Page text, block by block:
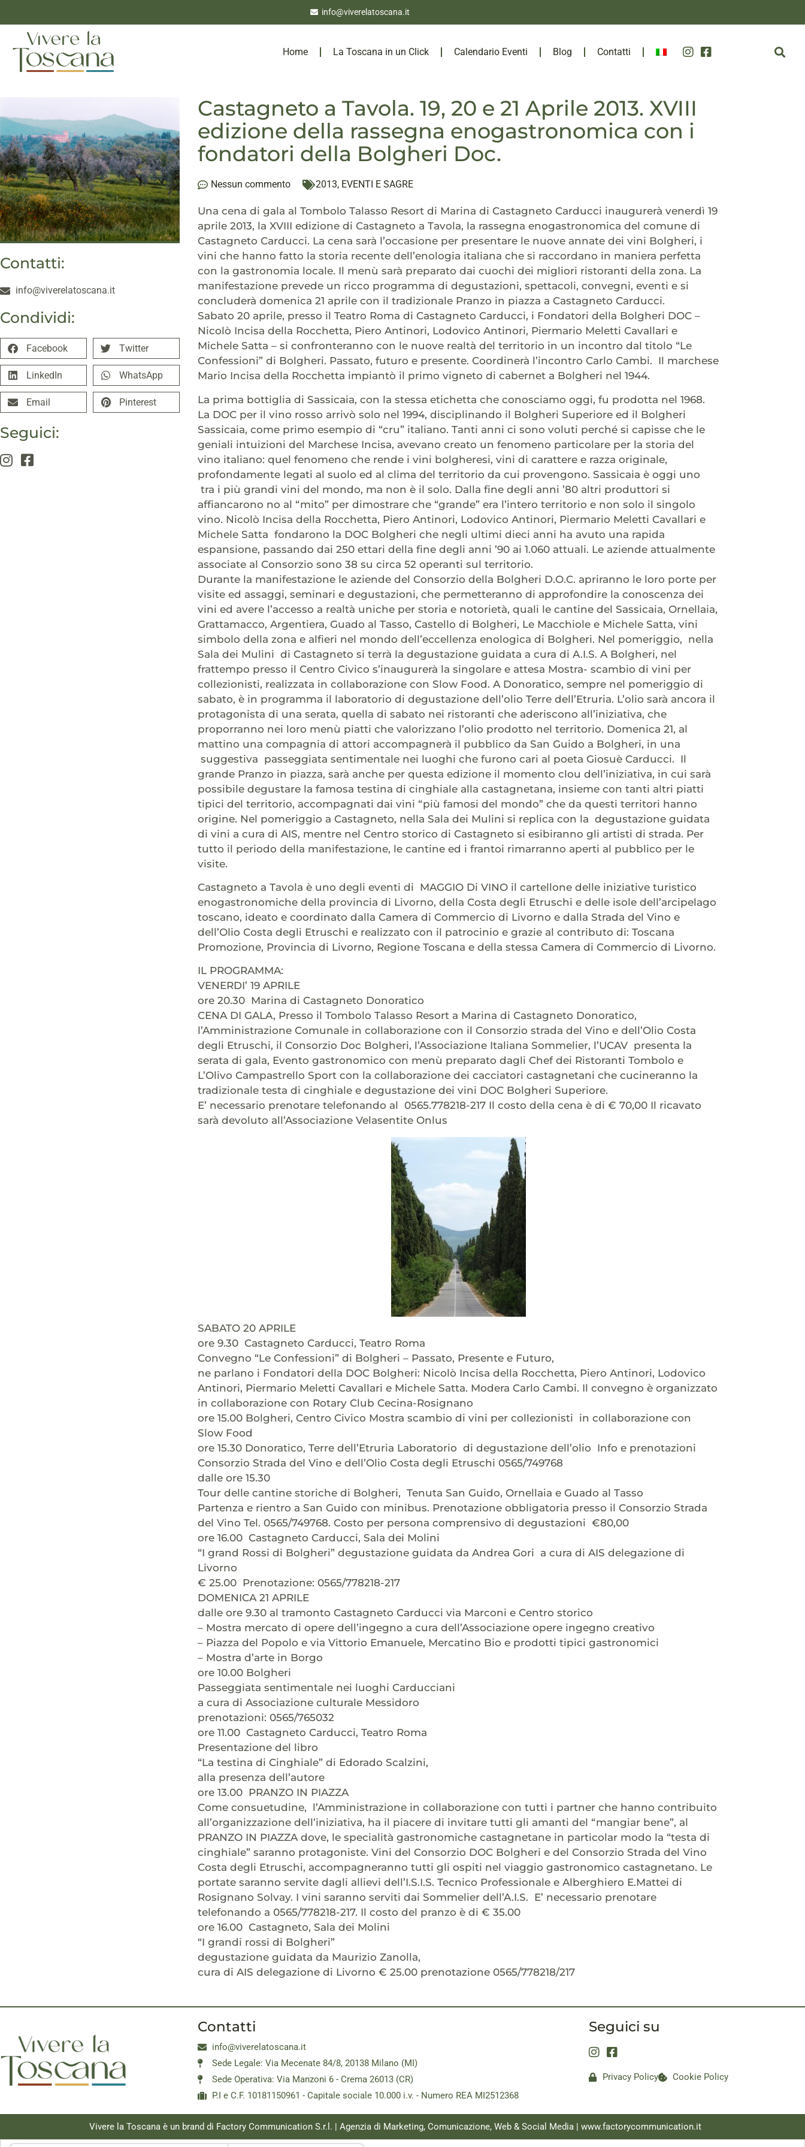
info@viverelatoscana.it
Home La Toscana in un Click Calendario Eventi Blog Contatti
Contatti:
info@viverelatoscana.it
Condividi:
Facebook Twitter
LinkedIn WhatsApp
Email Pinterest
Seguici:
Castagneto a Tavola. 19, 20 e 21 Aprile 2013. XVIII
edizione della rassegna enogastronomica con i
fondatori della Bolgheri Doc.
Nessun commento 2013, EVENTI E SAGRE
Una cena di gala al Tombolo Talasso Resort di Marina di Castagneto Carducci inaugurerà venerdì 19
aprile 2013, la XVIII edizione di Castagneto a Tavola, la rassegna enogastronomica del comune di
Castagneto Carducci. La cena sarà l’occasione per presentare le nuove annate dei vini Bolgheri, i
vini che hanno fatto la storia recente dell’enologia italiana che si raccordano in maniera perfetta
con la gastronomia locale. Il menù sarà preparato dai cuochi dei migliori ristoranti della zona. La
manifestazione prevede un ricco programma di degustazioni, spettacoli, convegni, eventi e si
concluderà domenica 21 aprile con il tradizionale Pranzo in piazza a Castagneto Carducci.
Sabato 20 aprile, presso il Teatro Roma di Castagneto Carducci, i Fondatori della Bolgheri DOC –
Nicolò Incisa della Rocchetta, Piero Antinori, Lodovico Antinori, Piermario Meletti Cavallari e
Michele Satta – si confronteranno con le nuove realtà del territorio in un incontro dal titolo “Le
Confessioni” di Bolgheri. Passato, futuro e presente. Coordinerà l’incontro Carlo Cambi. Il marchese
Mario Incisa della Rocchetta impiantò il primo vigneto di cabernet a Bolgheri nel 1944.
La prima bottiglia di Sassicaia, con la stessa etichetta che conosciamo oggi, fu prodotta nel 1968.
La DOC per il vino rosso arrivò solo nel 1994, disciplinando il Bolgheri Superiore ed il Bolgheri
Sassicaia, come primo esempio di “cru” italiano. Tanti anni ci sono voluti perché si capisse che le
geniali intuizioni del Marchese Incisa, avevano creato un fenomeno particolare per la storia del
vino italiano: quel fenomeno che rende i vini bolgheresi, vini di carattere e razza originale,
profondamente legati al suolo ed al clima del territorio da cui provengono. Sassicaia è oggi uno
tra i più grandi vini del mondo, ma non è il solo. Dalla fine degli anni ’80 altri produttori si
affiancarono no al “mito” per dimostrare che “grande” era l’intero territorio e non solo il singolo
vino. Nicolò Incisa della Rocchetta, Piero Antinori, Lodovico Antinori, Piermario Meletti Cavallari e
Michele Satta fondarono la DOC Bolgheri che negli ultimi dieci anni ha avuto una rapida
espansione, passando dai 250 ettari della fine degli anni ’90 ai 1.060 attuali. Le aziende attualmente
associate al Consorzio sono 38 su circa 52 operanti sul territorio.
Durante la manifestazione le aziende del Consorzio della Bolgheri D.O.C. apriranno le loro porte per
visite ed assaggi, seminari e degustazioni, che permetteranno di approfondire la conoscenza dei
vini ed avere l’accesso a realtà uniche per storia e notorietà, quali le cantine del Sassicaia, Ornellaia,
Grattamacco, Argentiera, Guado al Tasso, Castello di Bolgheri, Le Macchiole e Michele Satta, vini
simbolo della zona e alfieri nel mondo dell’eccellenza enologica di Bolgheri. Nel pomeriggio, nella
Sala dei Mulini di Castagneto si terrà la degustazione guidata a cura di A.I.S. A Bolgheri, nel
frattempo presso il Centro Civico s’inaugurerà la singolare e attesa Mostra- scambio di vini per
collezionisti, realizzata in collaborazione con Slow Food. A Donoratico, sempre nel pomeriggio di
sabato, è in programma il laboratorio di degustazione dell’olio Terre dell’Etruria. L’olio sarà ancora il
protagonista di una serata, quella di sabato nei ristoranti che aderiscono all’iniziativa, che
proporranno nei loro menù piatti che valorizzano l’olio prodotto nel territorio. Domenica 21, al
mattino una compagnia di attori accompagnerà il pubblico da San Guido a Bolgheri, in una
suggestiva passeggiata sentimentale nei luoghi che furono cari al poeta Giosuè Carducci. Il
grande Pranzo in piazza, sarà anche per questa edizione il momento clou dell’iniziativa, in cui sarà
possibile degustare la famosa testina di cinghiale alla castagnetana, insieme con tanti altri piatti
tipici del territorio, accompagnati dai vini “più famosi del mondo” che da questi territori hanno
origine. Nel pomeriggio a Castagneto, nella Sala dei Mulini si replica con la degustazione guidata
di vini a cura di AIS, mentre nel Centro storico di Castagneto si esibiranno gli artisti di strada. Per
tutto il periodo della manifestazione, le cantine ed i frantoi rimarranno aperti al pubblico per le
visite.
Castagneto a Tavola è uno degli eventi di MAGGIO Di VINO il cartellone delle iniziative turistico
enogastronomiche della provincia di Livorno, della Costa degli Etruschi e delle isole dell’arcipelago
toscano, ideato e coordinato dalla Camera di Commercio di Livorno e dalla Strada del Vino e
dell’Olio Costa degli Etruschi e realizzato con il patrocinio e grazie al contributo di: Toscana
Promozione, Provincia di Livorno, Regione Toscana e della stessa Camera di Commercio di Livorno.
IL PROGRAMMA:
VENERDI’ 19 APRILE
ore 20.30 Marina di Castagneto Donoratico
CENA DI GALA, Presso il Tombolo Talasso Resort a Marina di Castagneto Donoratico,
l’Amministrazione Comunale in collaborazione con il Consorzio strada del Vino e dell’Olio Costa
degli Etruschi, il Consorzio Doc Bolgheri, l’Associazione Italiana Sommelier, l’UCAV presenta la
serata di gala, Evento gastronomico con menù preparato dagli Chef dei Ristoranti Tombolo e
L’Olivo Campastrello Sport con la collaborazione dei cacciatori castagnetani che cucineranno la
tradizionale testa di cinghiale e degustazione dei vini DOC Bolgheri Superiore.
E’ necessario prenotare telefonando al 0565.778218-217 Il costo della cena è di € 70,00 Il ricavato
sarà devoluto all’Associazione Velasentite Onlus
SABATO 20 APRILE
ore 9.30 Castagneto Carducci, Teatro Roma
Convegno “Le Confessioni” di Bolgheri – Passato, Presente e Futuro,
ne parlano i Fondatori della DOC Bolgheri: Nicolò Incisa della Rocchetta, Piero Antinori, Lodovico
Antinori, Piermario Meletti Cavallari e Michele Satta. Modera Carlo Cambi. Il convegno è organizzato
in collaborazione con Rotary Club Cecina-Rosignano
ore 15.00 Bolgheri, Centro Civico Mostra scambio di vini per collezionisti in collaborazione con
Slow Food
ore 15.30 Donoratico, Terre dell’Etruria Laboratorio di degustazione dell’olio Info e prenotazioni
Consorzio Strada del Vino e dell’Olio Costa degli Etruschi 0565/749768
dalle ore 15.30
Tour delle cantine storiche di Bolgheri, Tenuta San Guido, Ornellaia e Guado al Tasso
Partenza e rientro a San Guido con minibus. Prenotazione obbligatoria presso il Consorzio Strada
del Vino Tel. 0565/749768. Costo per persona comprensivo di degustazioni €80,00
ore 16.00 Castagneto Carducci, Sala dei Molini
“I grand Rossi di Bolgheri” degustazione guidata da Andrea Gori a cura di AIS delegazione di
Livorno
€ 25.00 Prenotazione: 0565/778218-217
DOMENICA 21 APRILE
dalle ore 9.30 al tramonto Castagneto Carducci via Marconi e Centro storico
– Mostra mercato di opere dell’ingegno a cura dell’Associazione opere ingegno creativo
– Piazza del Popolo e via Vittorio Emanuele, Mercatino Bio e prodotti tipici gastronomici
– Mostra d’arte in Borgo
ore 10.00 Bolgheri
Passeggiata sentimentale nei luoghi Carducciani
a cura di Associazione culturale Messidoro
prenotazioni: 0565/765032
ore 11.00 Castagneto Carducci, Teatro Roma
Presentazione del libro
“La testina di Cinghiale” di Edorado Scalzini,
alla presenza dell’autore
ore 13.00 PRANZO IN PIAZZA
Come consuetudine, l’Amministrazione in collaborazione con tutti i partner che hanno contribuito
all’organizzazione dell’iniziativa, ha il piacere di invitare tutti gli amanti del “mangiar bene”, al
PRANZO IN PIAZZA dove, le specialità gastronomiche castagnetane in particolar modo la “testa di
cinghiale” saranno protagoniste. Vini del Consorzio DOC Bolgheri e del Consorzio Strada del Vino
Costa degli Etruschi, accompagneranno tutti gli ospiti nel viaggio gastronomico castagnetano. Le
portate saranno servite dagli allievi dell’I.S.I.S. Tecnico Professionale e Alberghiero E.Mattei di
Rosignano Solvay. I vini saranno serviti dai Sommelier dell’A.I.S. E’ necessario prenotare
telefonando a 0565/778218-217. Il costo del pranzo è di € 35.00
ore 16.00 Castagneto, Sala dei Molini
“I grandi rossi di Bolgheri”
degustazione guidata da Maurizio Zanolla,
cura di AIS delegazione di Livorno € 25.00 prenotazione 0565/778218/217
Contatti
info@viverelatoscana.it
Sede Legale: Via Mecenate 84/8, 20138 Milano (MI)
Sede Operativa: Via Manzoni 6 - Crema 26013 (CR)
P.I e C.F. 10181150961 - Capitale sociale 10.000 i.v. - Numero REA MI2512368
Seguici su
Privacy Policy Cookie Policy
Vivere la Toscana è un brand di Factory Communication S.r.l. | Agenzia di Marketing, Comunicazione, Web & Social Media | www.factorycommunication.it